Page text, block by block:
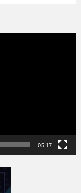
05:17